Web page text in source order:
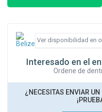
Interesado en el
Ordene de
¿NECESITAS ENVIAR